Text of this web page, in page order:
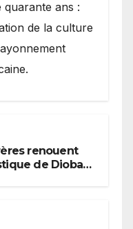
ans :
de la culture
renouent
de Diobaye